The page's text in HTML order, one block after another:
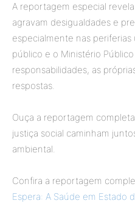
A reportagem especial
agravam desigualdades e
especialmente nas
público e o Ministério
responsabilidades, as
respostas.
Ouça a reportagem
justiça social caminham
ambiental.
Confira a reportagem
Espera: A Saúde em Estado